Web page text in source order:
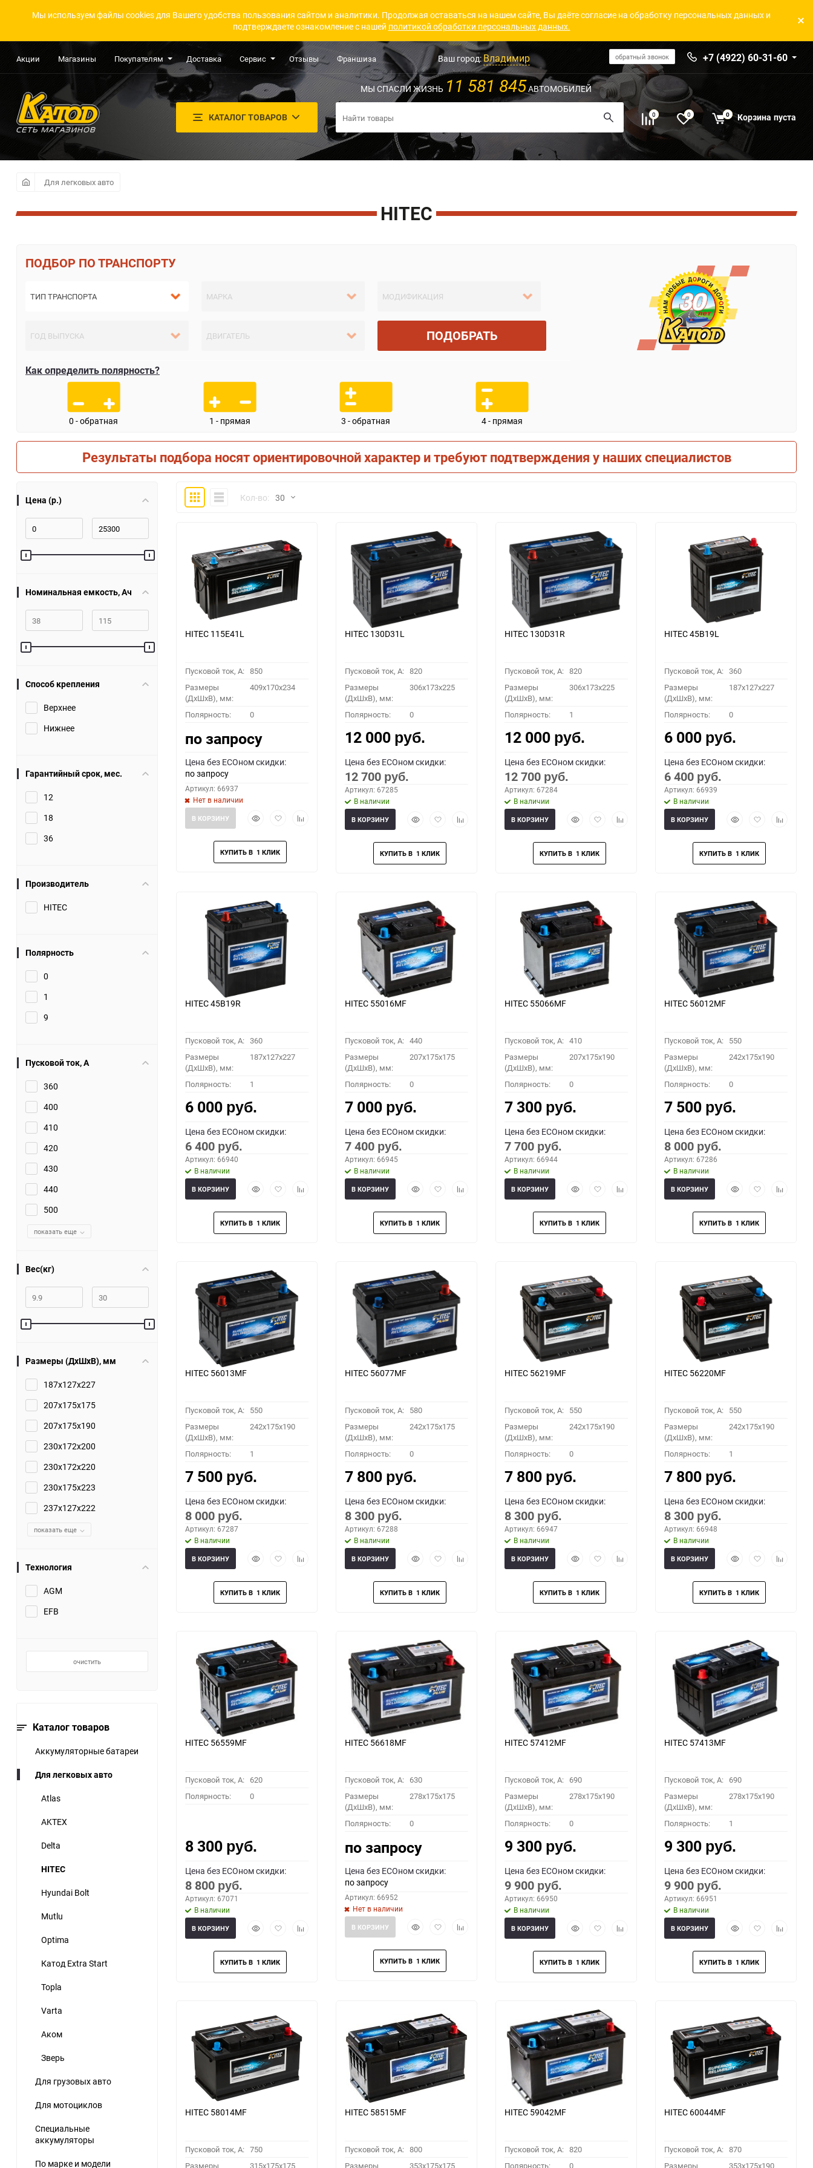
Мы используем файлы cookies для Вашего удобства пользования сайтом и аналитики. Продолжая оставаться на нашем сайте, Вы даёте согласие на обработку персональных данных и
подтверждаете ознакомление с нашей политикой обработки персональных данных.
Акции Магазины Покупателям Доставка Сервис Отзывы Франшиза Ваш город:Владимир обратный звонок +7 (4922) 60-31-60
КАТАЛОГ ТОВАРОВ
МЫ СПАСЛИ ЖИЗНЬ 11 581 845АВТОМОБИЛЕЙ
0 0 0 Корзина пуста
Для легковых авто
HITEC
ПО ТРАНСПОРТУ
ПОДОБРАТЬ
Как определить полярность?
0 - обратная 1 - прямая 3 - обратная 4 - прямая
Результаты подбора носят ориентировочной характер и требуют подтверждения у наших специалистов
Цена (р.)
Номинальная емкость, Ач
Способ крепления
Верхнее
Нижнее
Гарантийный срок, мес.
12
18
36
Производитель
HITEC
Полярность
0
1
9
Пусковой ток, A
360
400
410
420
430
440
500
показать еще
Вес(кг)
Размеры (ДхШхВ), мм
187x127x227
207x175x175
207x175x190
230x172x200
230x172x220
230х175х223
237x127x222
показать еще
Технология
AGM
EFB
очистить
Каталог товаров
Аккумуляторные батареи
Для легковых авто
Atlas
AKTEX
Delta
HITEC
Hyundai Bolt
Mutlu
Optima
Катод Extra Start
Topla
Varta
Аком
Зверь
Для грузовых авто
Для мотоциклов
Специальные
аккумуляторы
По марке и модели
ПлиткаКомпактноКол-во: 30
60
90
150
HITEC 115E41L
Пусковой ток, A: 850
Размеры
(ДхШхВ), мм:
409x170x234
Полярность: 0
по запросу
Цена без ECOном скидки:
по запросу
Артикул: 66937
Нет в наличии
БыстрыйДобавить
избранное
Добавить
В КОРЗИНУ
HITEC 130D31L
Пусковой ток, A: 820
Размеры
(ДхШхВ), мм:
306x173x225
Полярность: 0
12 000 руб.
Цена без ECOном скидки:
12 700 руб.
Артикул: 67285
В наличии
БыстрыйДобавить
избранное
Добавить
В КОРЗИНУ
HITEC 130D31R
Пусковой ток, A: 820
Размеры
(ДхШхВ), мм:
306x173x225
Полярность: 1
12 000 руб.
Цена без ECOном скидки:
12 700 руб.
Артикул: 67284
В наличии
БыстрыйДобавить
избранное
Добавить
В КОРЗИНУ
HITEC 45B19L
Пусковой ток, A: 360
Размеры
(ДхШхВ), мм:
187x127x227
Полярность: 0
6 000 руб.
Цена без ECOном скидки:
6 400 руб.
Артикул: 66939
В наличии
БыстрыйДобавить
избранное
Добавить
В КОРЗИНУ
HITEC 45B19R
Пусковой ток, A: 360
Размеры
(ДхШхВ), мм:
187x127x227
Полярность: 1
6 000 руб.
Цена без ECOном скидки:
6 400 руб.
Артикул: 66940
В наличии
БыстрыйДобавить
избранное
Добавить
В КОРЗИНУ
HITEC 55016MF
Пусковой ток, A: 440
Размеры
(ДхШхВ), мм:
207x175x175
Полярность: 0
7 000 руб.
Цена без ECOном скидки:
7 400 руб.
Артикул: 66945
В наличии
БыстрыйДобавить
избранное
Добавить
В КОРЗИНУ
HITEC 55066MF
Пусковой ток, A: 410
Размеры
(ДхШхВ), мм:
207x175x190
Полярность: 0
7 300 руб.
Цена без ECOном скидки:
7 700 руб.
Артикул: 66944
В наличии
БыстрыйДобавить
избранное
Добавить
В КОРЗИНУ
HITEC 56012MF
Пусковой ток, A: 550
Размеры
(ДхШхВ), мм:
242x175x190
Полярность: 0
7 500 руб.
Цена без ECOном скидки:
8 000 руб.
Артикул: 67286
В наличии
БыстрыйДобавить
избранное
Добавить
В КОРЗИНУ
HITEC 56013MF
Пусковой ток, A: 550
Размеры
(ДхШхВ), мм:
242x175x190
Полярность: 1
7 500 руб.
Цена без ECOном скидки:
8 000 руб.
Артикул: 67287
В наличии
БыстрыйДобавить
избранное
Добавить
В КОРЗИНУ
HITEC 56077MF
Пусковой ток, A: 580
Размеры
(ДхШхВ), мм:
242x175x175
Полярность: 0
7 800 руб.
Цена без ECOном скидки:
8 300 руб.
Артикул: 67288
В наличии
БыстрыйДобавить
избранное
Добавить
В КОРЗИНУ
HITEC 56219MF
Пусковой ток, A: 550
Размеры
(ДхШхВ), мм:
242x175x190
Полярность: 0
7 800 руб.
Цена без ECOном скидки:
8 300 руб.
Артикул: 66947
В наличии
БыстрыйДобавить
избранное
Добавить
В КОРЗИНУ
HITEC 56220MF
Пусковой ток, A: 550
Размеры
(ДхШхВ), мм:
242x175x190
Полярность: 1
7 800 руб.
Цена без ECOном скидки:
8 300 руб.
Артикул: 66948
В наличии
БыстрыйДобавить
избранное
Добавить
В КОРЗИНУ
HITEC 56559MF
Пусковой ток, A: 620
Полярность:
0
8 300 руб.
Цена без ECOном скидки:
8 800 руб.
Артикул: 67071
В наличии
БыстрыйДобавить
избранное
Добавить
В КОРЗИНУ
HITEC 56618MF
Пусковой ток, A: 630
Размеры
(ДхШхВ), мм:
278x175x175
Полярность: 0
по запросу
Цена без ECOном скидки:
по запросу
Артикул: 66952
Нет в наличии
БыстрыйДобавить
избранное
Добавить
В КОРЗИНУ
HITEC 57412MF
Пусковой ток, A: 690
Размеры
(ДхШхВ), мм:
278x175x190
Полярность: 0
9 300 руб.
Цена без ECOном скидки:
9 900 руб.
Артикул: 66950
В наличии
БыстрыйДобавить
избранное
Добавить
В КОРЗИНУ
HITEC 57413MF
Пусковой ток, A: 690
Размеры
(ДхШхВ), мм:
278x175x190
Полярность: 1
9 300 руб.
Цена без ECOном скидки:
9 900 руб.
Артикул: 66951
В наличии
БыстрыйДобавить
избранное
Добавить
В КОРЗИНУ
HITEC 58014MF
Пусковой ток, A: 750
HITEC 58515MF
Пусковой ток, A: 800
HITEC 59042MF
Пусковой ток, A: 820
HITEC 60044MF
Пусковой ток, A: 870